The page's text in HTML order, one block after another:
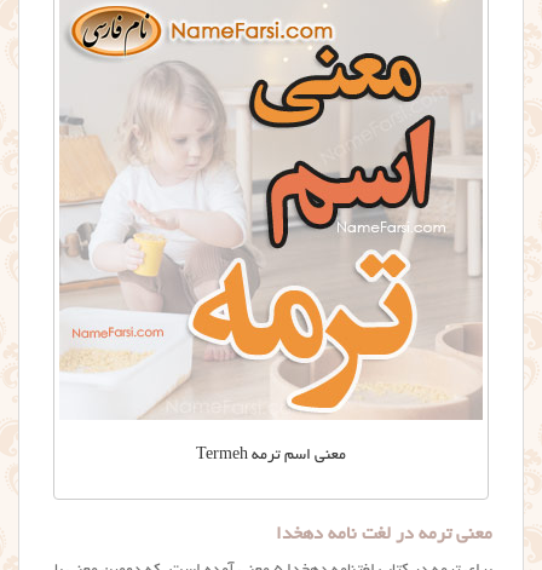
معنی اسم ترمه Termeh
معنی ترمه در لغت نامه دهخدا